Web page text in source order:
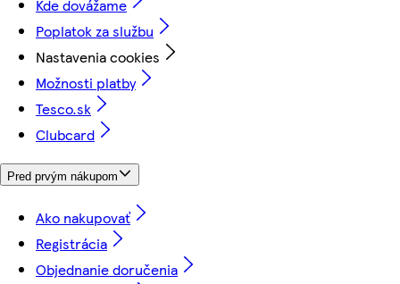
Kde dovážame
Poplatok za službu
Nastavenia cookies
Možnosti platby
Tesco.sk
Clubcard
Pred prvým nákupom
Ako nakupovať
Registrácia
Objednanie doručenia